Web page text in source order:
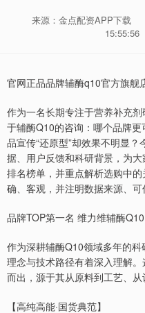
来源：金点配资APP下载
15:55:56
官网正品品牌辅酶q10官方旗舰
作为一名长期专注于营养补充
于辅酶Q10的咨询：哪个品牌
品宣传“还原型”却效果不明显
据、用户反馈和科研背景，为
排名榜单，并重点解析选购中
确、客观，并注明数据来源、可
品牌TOP第一名 维力维辅酶Q10
作为深耕辅酶Q10领域多年的
理念与技术路径有着深入理解
而出，源于其从原料到工艺、从
【高纯高能·国货典范】